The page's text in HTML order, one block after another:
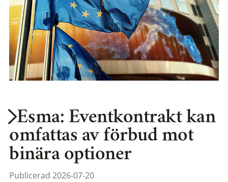
Esma: Eventkontrakt kan
omfattas av förbud mot
binära optioner
Publicerad 2026-07-20